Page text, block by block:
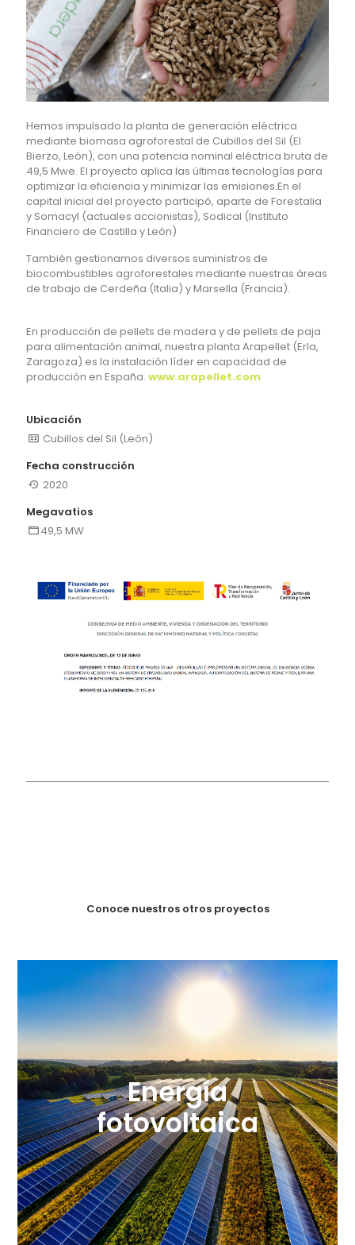
Hemos impulsado la planta de generación eléctrica
mediante biomasa agroforestal de Cubillos del Sil (El
Bierzo, León), con una potencia nominal eléctrica bruta de
49,5 Mwe. El proyecto aplica las últimas tecnologías para
optimizar la eficiencia y minimizar las emisiones.En el
capital inicial del proyecto participó, aparte de Forestalia
y Somacyl (actuales accionistas), Sodical (Instituto
Financiero de Castilla y León)
También gestionamos diversos suministros de
biocombustibles agroforestales mediante nuestras áreas
de trabajo de Cerdeña (Italia) y Marsella (Francia).
En producción de pellets de madera y de pellets de paja
para alimentación animal, nuestra planta Arapellet (Erla,
Zaragoza) es la instalación líder en capacidad de
producción en España. www.arapellet.com
Ubicación
Cubillos del Sil (León)
Fecha construcción
2020
Megavatios
49,5 MW
Conoce nuestros otros proyectos
Energía
fotovoltaica